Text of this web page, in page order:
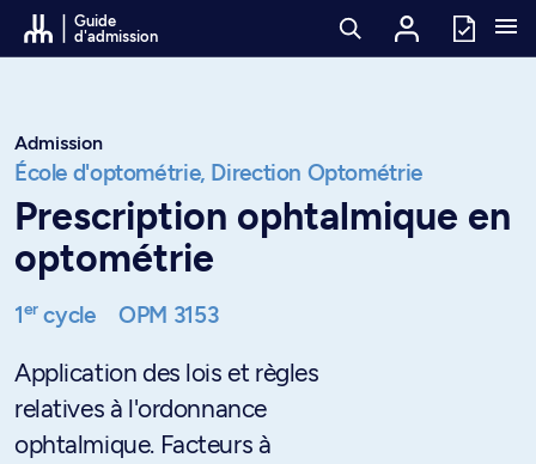
Passer au contenu
Guide
d'admission
Admission
École d'optométrie, Direction Optométrie
Prescription ophtalmique en
optométrie
1ercycle OPM 3153
Application des lois et règles
relatives à l'ordonnance
ophtalmique. Facteurs à